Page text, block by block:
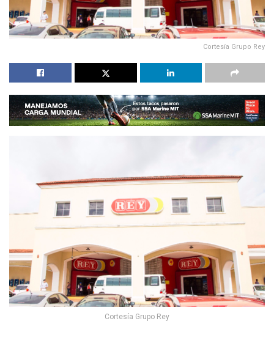
Cortesía Grupo Rey
Cortesía Grupo Rey